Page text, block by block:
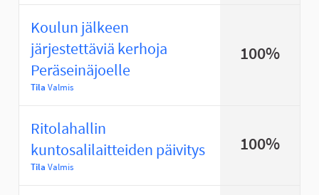
Koulun jälkeen
järjestettäviä kerhoja
Peräseinäjoelle
Tila Valmis
100%
Ritolahallin
kuntosalilaitteiden päivitys
Tila Valmis
100%